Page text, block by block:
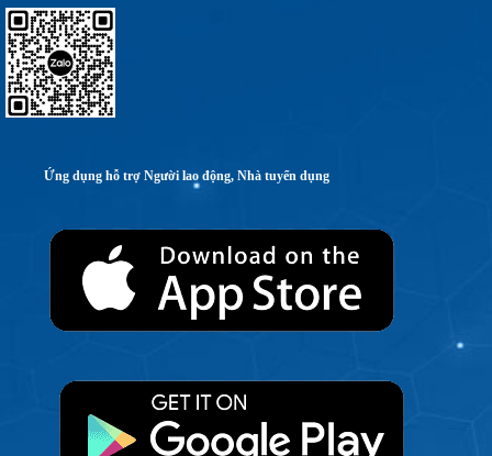
Ứng dụng hỗ trợ Người lao động, Nhà tuyển dụng